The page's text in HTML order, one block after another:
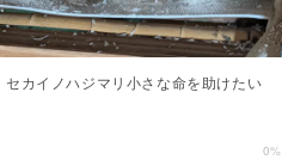
セカイノハジマリ小さな命を助けたい
0%